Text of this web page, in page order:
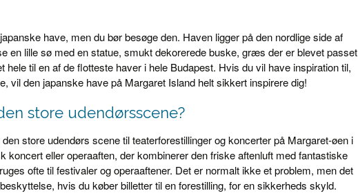
have, men du bør besøge den. Haven ligger på den nordlige side af
en lille sø med en statue, smukt dekorerede buske, græs der er blevet passet
til en af de flotteste haver i hele Budapest. Hvis du vil have inspiration til,
vil den japanske have på Margaret Island helt sikkert inspirere dig!
store udendørsscene?
store udendørs scene til teaterforestillinger og koncerter på Margaret-øen i
koncert eller operaaften, der kombinerer den friske aftenluft med fantastiske
ofte til festivaler og operaaftener. Det er normalt ikke et problem, men det
hvis du køber billetter til en forestilling, for en sikkerheds skyld.